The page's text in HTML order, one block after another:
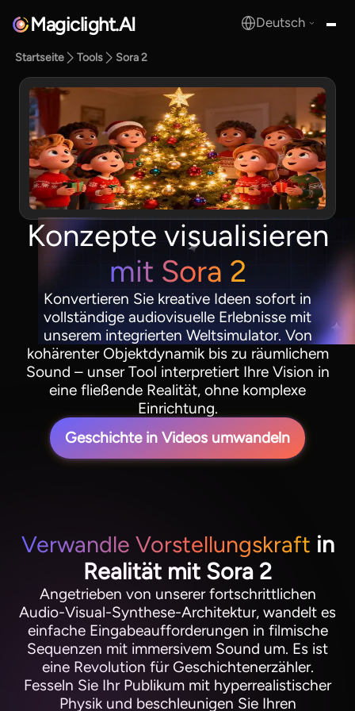
Magiclight.AI Deutsch
Startseite Tools Sora 2
Konzepte visualisieren
mit Sora 2
Konvertieren Sie kreative Ideen sofort in
vollständige audiovisuelle Erlebnisse mit
unserem integrierten Weltsimulator. Von
kohärenter Objektdynamik bis zu räumlichem
Sound – unser Tool interpretiert Ihre Vision in
eine fließende Realität, ohne komplexe
Einrichtung.
Geschichte in Videos umwandeln
Verwandle Vorstellungskraft in
Realität mit Sora 2
Angetrieben von unserer fortschrittlichen
Audio-Visual-Synthese-Architektur, wandelt es
einfache Eingabeaufforderungen in filmische
Sequenzen mit immersivem Sound um. Es ist
eine Revolution für Geschichtenerzähler.
Fesseln Sie Ihr Publikum mit hyperrealistischer
Physik und beschleunigen Sie Ihren